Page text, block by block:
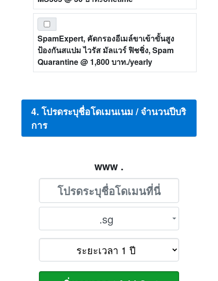
SpamExpert, คัดกรองอีเมล์ขาเข้าขั้นสูง
ป้องกันสแปม ไวรัส มัลแวร์ ฟิชชิ่ง, Spam
Quarantine@ 1,800 บาท./yearly
4. โปรดระบุชื่อโดเมนเนม / จำนวนปีบริ
การ
www .
.sg